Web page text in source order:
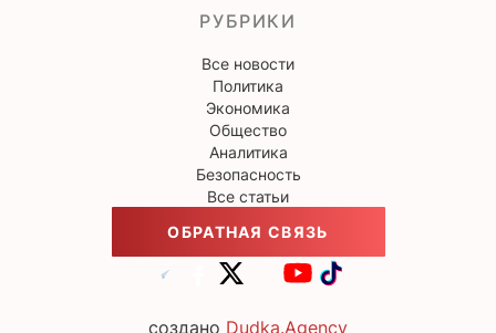
РУБРИКИ
Все новости
Политика
Экономика
Общество
Аналитика
Безопасность
Все статьи
ОБРАТНАЯ СВЯЗЬ
создано Dudka.Agency